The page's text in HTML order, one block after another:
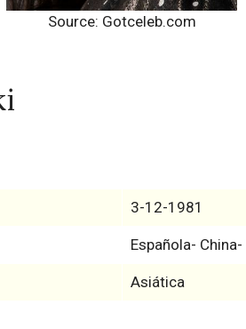
Source: Gotceleb.com
3-12-1981
Española-
Asiática